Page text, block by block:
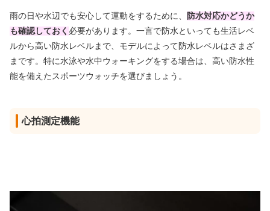
雨の日や水辺でも安心して運動をするために、
防水対応かどうか
も確認しておく 必要があります。一言で防水といっても生活レベ
ルから高い防水レベルまで、モデルによって防水レベルはさまざ
まです。特に水泳や水中ウォーキングをする場合は、高い防水性
能を備えたスポーツウォッチを選びましょう。
心拍測定機能